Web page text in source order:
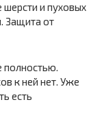
и пуховых
Защита от
полностью.
к ней нет. Уже
есть